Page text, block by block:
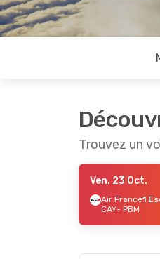
Trouvez un
Ven. 23 Oct.
Air France1
CAY- PBM